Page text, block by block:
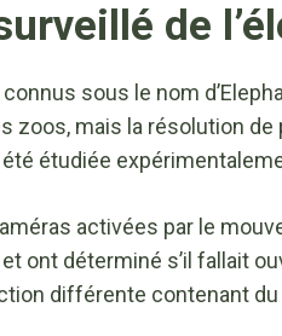
de
sous le nom
zoos, mais la résolution
été étudiée
activées par le
et ont déterminé s’il fallait
différente contenant